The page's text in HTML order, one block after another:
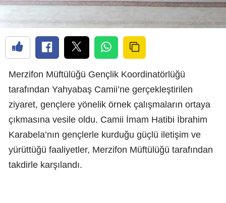
Merzifon Müftülüğü Gençlik Koordinatörlüğü
tarafından Yahyabaş Camii’ne gerçekleştirilen
ziyaret, gençlere yönelik örnek çalışmaların ortaya
çıkmasına vesile oldu. Camii İmam Hatibi İbrahim
Karabela’nın gençlerle kurduğu güçlü iletişim ve
yürüttüğü faaliyetler, Merzifon Müftülüğü tarafından
takdirle karşılandı.